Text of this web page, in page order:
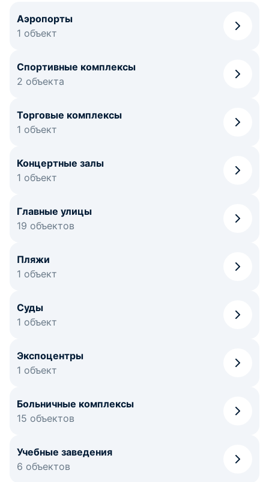
Аэропорты
1 объект
Спортивные комплексы
2 объекта
Торговые комплексы
1 объект
Концертные залы
1 объект
Главные улицы
19 объектов
Пляжи
1 объект
Суды
1 объект
Экспоцентры
1 объект
Больничные комплексы
15 объектов
Учебные заведения
6 объектов